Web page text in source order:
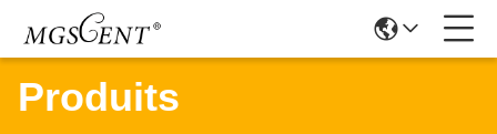
Produits